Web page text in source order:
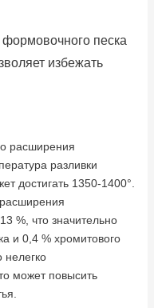
песка
избежать
расширения
разливки
достигать 1350-1400°.
%, что значительно
и 0,4 % хромитового
может повысить